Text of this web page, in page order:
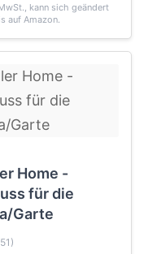
kann sich geändert
auf Amazon.
Home -
für die
Garte